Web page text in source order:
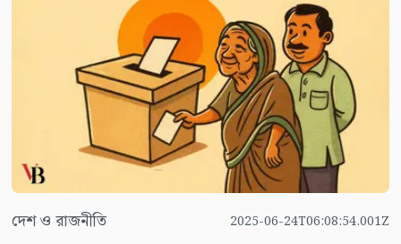
দেশ ও রাজনীতি 2025-06-24T06:08:54.001Z